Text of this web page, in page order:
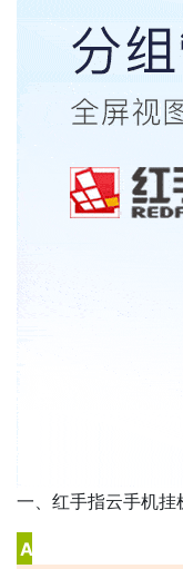
一、红手指云手机挂
A